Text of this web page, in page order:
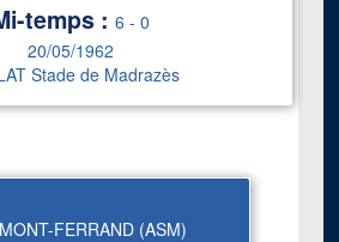
temps : 6 - 0
20/05/1962
Stade de Madrazès
FERRAND (ASM)